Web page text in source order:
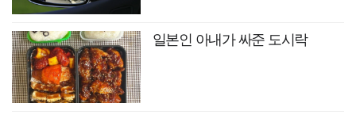
일본인 아내가 싸준 도시락